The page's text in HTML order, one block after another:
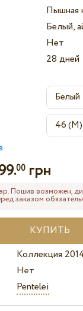
Пышная
Белый,
Нет
28 дней
00грн
Пошив возможен,
заказом
Коллекция
Нет
Pentelei